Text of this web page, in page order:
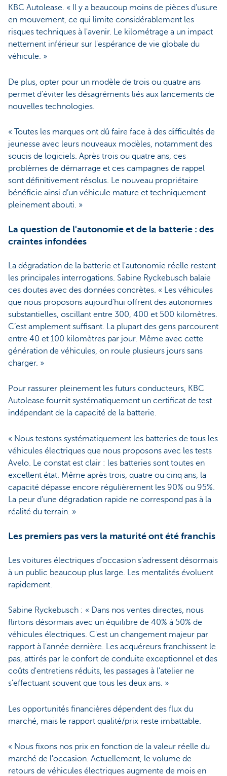
KBC Autolease. « Il y a beaucoup moins de pièces d'usure
en mouvement, ce qui limite considérablement les
risques techniques à l'avenir. Le kilométrage a un impact
nettement inférieur sur l'espérance de vie globale du
véhicule. »
De plus, opter pour un modèle de trois ou quatre ans
permet d'éviter les désagréments liés aux lancements de
nouvelles technologies.
« Toutes les marques ont dû faire face à des difficultés de
jeunesse avec leurs nouveaux modèles, notamment des
soucis de logiciels. Après trois ou quatre ans, ces
problèmes de démarrage et ces campagnes de rappel
sont définitivement résolus. Le nouveau propriétaire
bénéficie ainsi d’un véhicule mature et techniquement
pleinement abouti. »
La question de l'autonomie et de la batterie : des
craintes infondées
La dégradation de la batterie et l'autonomie réelle restent
les principales interrogations. Sabine Ryckebusch balaie
ces doutes avec des données concrètes. « Les véhicules
que nous proposons aujourd'hui offrent des autonomies
substantielles, oscillant entre 300, 400 et 500 kilomètres.
C’est amplement suffisant. La plupart des gens parcourent
entre 40 et 100 kilomètres par jour. Même avec cette
génération de véhicules, on roule plusieurs jours sans
charger. »
Pour rassurer pleinement les futurs conducteurs, KBC
Autolease fournit systématiquement un certificat de test
indépendant de la capacité de la batterie.
« Nous testons systématiquement les batteries de tous les
véhicules électriques que nous proposons avec les tests
Avelo. Le constat est clair : les batteries sont toutes en
excellent état. Même après trois, quatre ou cinq ans, la
capacité dépasse encore régulièrement les 90% ou 95%.
La peur d'une dégradation rapide ne correspond pas à la
réalité du terrain. »
Les premiers pas vers la maturité ont été franchis
Les voitures électriques d’occasion s’adressent désormais
à un public beaucoup plus large. Les mentalités évoluent
rapidement.
Sabine Ryckebusch : « Dans nos ventes directes, nous
flirtons désormais avec un équilibre de 40% à 50% de
véhicules électriques. C'est un changement majeur par
rapport à l'année dernière. Les acquéreurs franchissent le
pas, attirés par le confort de conduite exceptionnel et des
coûts d'entretiens réduits, les passages à l'atelier ne
s'effectuant souvent que tous les deux ans. »
Les opportunités financières dépendent des flux du
marché, mais le rapport qualité/prix reste imbattable.
« Nous fixons nos prix en fonction de la valeur réelle du
marché de l'occasion. Actuellement, le volume de
retours de véhicules électriques augmente de mois en